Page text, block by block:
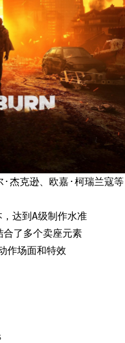
·杰克逊、欧嘉·柯瑞兰寇等
达到A级制作水准
了多个卖座元素
作场面和特效